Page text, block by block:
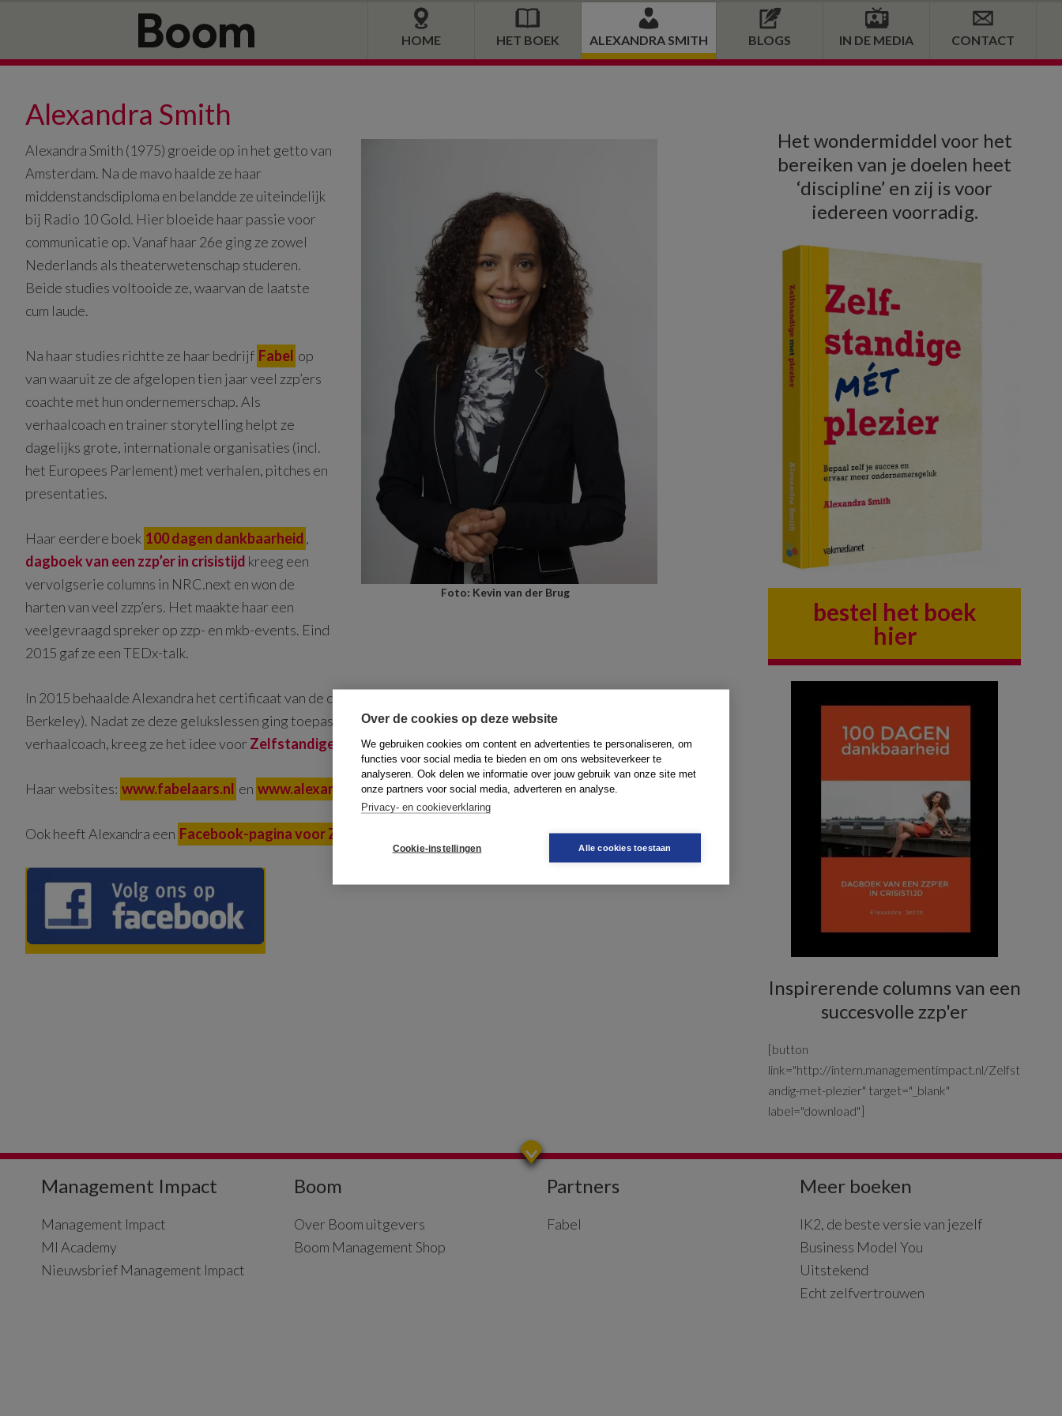
Over de cookies op deze website
We gebruiken cookies om content en advertenties te personaliseren, om
functies voor social media te bieden en om ons websiteverkeer te
analyseren. Ook delen we informatie over jouw gebruik van onze site met
onze partners voor social media, adverteren en analyse.
Privacy- en cookieverklaring
Cookie-instellingen Alle cookies toestaan
de
inhoud
de
sidebar
HOME HET BOEK ALEXANDRA SMITH BLOGS IN DE MEDIA CONTACT
Alexandra Smith
Foto: Kevin van der Brug
Alexandra Smith (1975) groeide op in het getto van
Amsterdam. Na de mavo haalde ze haar
middenstandsdiploma en belandde ze uiteindelijk
bij Radio 10 Gold. Hier bloeide haar passie voor
communicatie op. Vanaf haar 26e ging ze zowel
Nederlands als theaterwetenschap studeren.
Beide studies voltooide ze, waarvan de laatste
cum laude.
Na haar studies richtte ze haar bedrijf Fabel op
van waaruit ze de afgelopen tien jaar veel zzp’ers
coachte met hun ondernemerschap. Als
verhaalcoach en trainer storytelling helpt ze
dagelijks grote, internationale organisaties (incl.
het Europees Parlement) met verhalen, pitches en
presentaties.
Haar eerdere boek 100 dagen dankbaarheid,
dagboek van een zzp’er in crisistijd kreeg een
vervolgserie columns in NRC.next en won de
harten van veel zzp’ers. Het maakte haar een
veelgevraagd spreker op zzp- en mkb-events. Eind
2015 gaf ze een TEDx-talk.
In 2015 behaalde Alexandra het certificaat van de cursus ‘The science of happiness’ (University of
Berkeley). Nadat ze deze gelukslessen ging toepassen in haar werk als ondernemerscoach en
verhaalcoach, kreeg ze het idee voor Zelfstandige mét plezier.
Haar websites: www.fabelaars.nl en www.alexandrasmith.nl.
Ook heeft Alexandra een Facebook-pagina voor Zelfstandige mét plezier
Sidebar
Het wondermiddel voor het
bereiken van je doelen heet
‘discipline’ en zij is voor
iedereen voorradig.
bestel het boek
hier
Inspirerende columns van een
succesvolle zzp'er
[button
link="http://intern.managementimpact.nl/Zelfst
andig-met-plezier" target="_blank"
label="download"]
Management Impact
Management Impact
MI Academy
Nieuwsbrief Management Impact
Boom
Over Boom uitgevers
Boom Management Shop
Partners
Fabel
Meer boeken
IK2, de beste versie van jezelf
Business Model You
Uitstekend
Echt zelfvertrouwen